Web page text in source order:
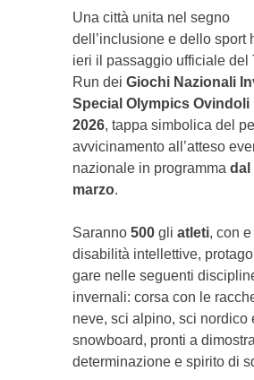
Una città unita nel segno
dell’inclusione e dello sport
ieri il passaggio ufficiale del
Run dei Giochi Nazionali
Special Olympics Ovindoli
2026, tappa simbolica del
avvicinamento all’atteso
nazionale in programma dal
marzo.
Saranno 500gli atleti, con
disabilità intellettive,
gare nelle seguenti
invernali: corsa con le
neve, sci alpino, sci nordico
snowboard, pronti a
determinazione e spirito di